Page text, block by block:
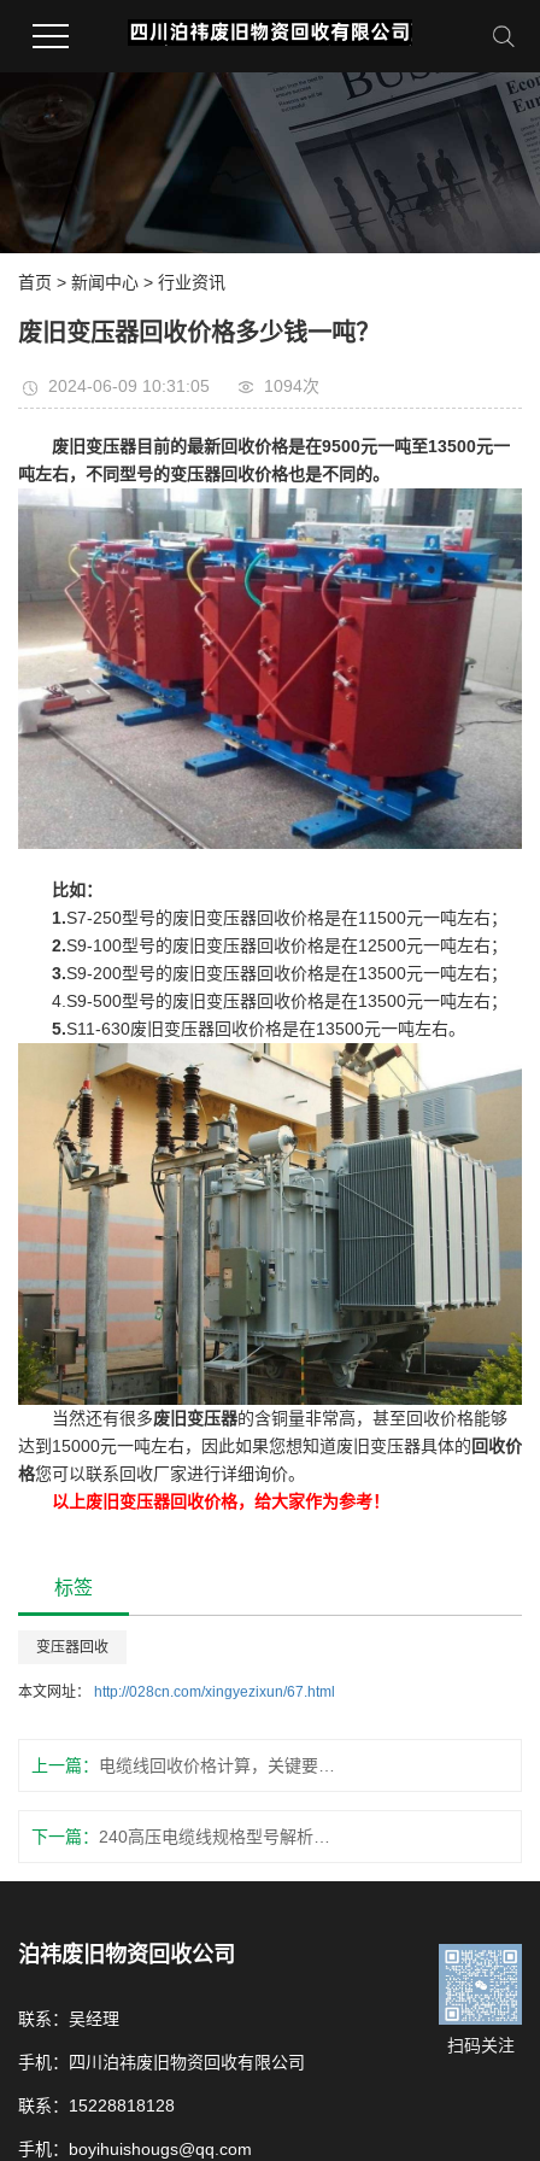
首页 > 新闻中心 > 行业资讯
废旧变压器回收价格多少钱一吨？
2024-06-09 10:31:05 1094次
废旧变压器目前的最新回收价格是在9500元一吨至13500元一
吨左右，不同型号的变压器回收价格也是不同的。
比如：
1.S7-250型号的废旧变压器回收价格是在11500元一吨左右；
2.S9-100型号的废旧变压器回收价格是在12500元一吨左右；
3.S9-200型号的废旧变压器回收价格是在13500元一吨左右；
4.S9-500型号的废旧变压器回收价格是在13500元一吨左右；
5.S11-630废旧变压器回收价格是在13500元一吨左右。
当然还有很多废旧变压器的含铜量非常高，甚至回收价格能够
达到15000元一吨左右，因此如果您想知道废旧变压器具体的回收价
格您可以联系回收厂家进行详细询价。
以上废旧变压器回收价格，给大家作为参考！
标签
变压器回收
本文网址： http://028cn.com/xingyezixun/67.html
上一篇：
下一篇：
泊祎废旧物资回收公司
联系：吴经理
手机：四川泊祎废旧物资回收有限公司
联系：15228818128
手机：boyihuishougs@qq.com
扫码关注